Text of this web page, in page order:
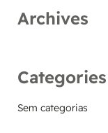
Archives
Categories
Sem categorias